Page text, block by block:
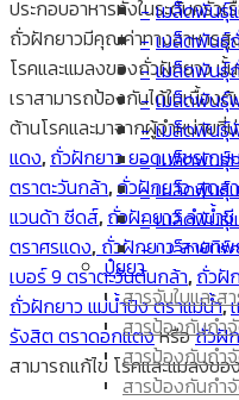
เมล็ดพันธุ์
เมล็ดพันธุ์
เมล็ดพันธุ์
เมล็ดพันธุ์
เมล็ดพันธุ์
เมล็ดพันธุ์
เมล็ดพันธุ์
เมล็ดพันธุ์
เมล็ดพันธุ์
เมล็ดพันธุ์
เมล็ดพันธุ์
เมล็ดพันธุ์
เมล็ด ข้าว
ปุ๋ยยา
สารจับใบและส
สารป้องกันกำ
สารป้องกันกำ
สารป้องกันกำ
ประกอบอาหารทั้งในระดับครัว
ถั่วฝักยาวมีคุณค่าทางอาหาร
โรคและแมลงของถั่วฝักยาว นั้
เราสามารถป้องกันได้ในเบื้อง
ต้านโรคและมาจากผู้จำหน่ายที่
แดง, ถั่วฝักยาว ยอดเพชรเกษ
ตราตะวันกล้า, ถั่วฝักยาว สุดส
แวนด้า ซีดส์, ถั่วฝักยาว ลำน้ำ
ตราศรแดง, ถั่วฝักยาว สายทิพ
เบอร์ 9 ตราตะวันต้นกล้า, ถั่วฝั
ถั่วฝักยาว แม่น้ำปิง ตราแม่น้ำ,
รังสิต ตราดอกแตงหรือถั่วฝั
สามารถแก้ไข โรคและแมลงข